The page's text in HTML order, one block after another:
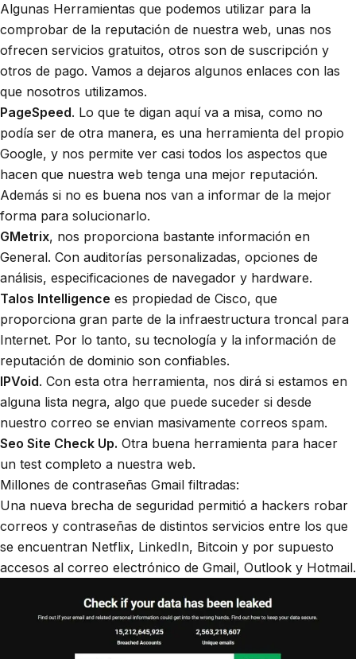
Algunas Herramientas que podemos utilizar para la
comprobar de la reputación de nuestra web, unas nos
ofrecen servicios gratuitos, otros son de suscripción y
otros de pago. Vamos a dejaros algunos enlaces con las
que nosotros utilizamos.
PageSpeed. Lo que te digan aquí va a misa, como no
podía ser de otra manera, es una herramienta del propio
Google, y nos permite ver casi todos los aspectos que
hacen que nuestra web tenga una mejor reputación.
Además si no es buena nos van a informar de la mejor
forma para solucionarlo.
GMetrix, nos proporciona bastante información en
General. Con auditorías personalizadas, opciones de
análisis, especificaciones de navegador y hardware.
Talos Intelligence es propiedad de Cisco, que
proporciona gran parte de la infraestructura troncal para
Internet. Por lo tanto, su tecnología y la información de
reputación de dominio son confiables.
IPVoid. Con esta otra herramienta, nos dirá si estamos en
alguna lista negra, algo que puede suceder si desde
nuestro correo se envian masivamente correos spam.
Seo Site Check Up. Otra buena herramienta para hacer
un test completo a nuestra web.
Millones de contraseñas Gmail filtradas:
Una nueva brecha de seguridad permitió a hackers robar
correos y contraseñas de distintos servicios entre los que
se encuentran Netflix, LinkedIn, Bitcoin y por supuesto
accesos al correo electrónico de Gmail, Outlook y Hotmail.